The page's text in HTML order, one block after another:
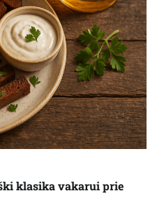
klasika vakarui prie